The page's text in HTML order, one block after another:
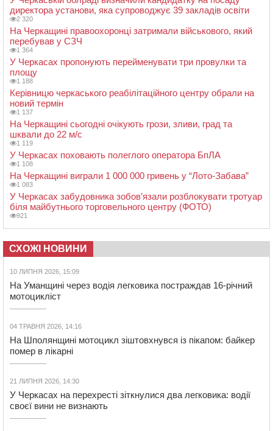
директора установи, яка супроводжує 39 закладів освіти
2 320
На Черкащині правоохоронці затримали військового, який
перебував у СЗЧ
1 364
У Черкасах пропонують перейменувати три провулки та
площу
1 188
Керівницю черкаського реабілітаційного центру обрали на
новий термін
1 137
На Черкащині сьогодні очікують грози, зливи, град та
шквали до 22 м/с
1 119
У Черкасах поховають полеглого оператора БпЛА
1 108
На Черкащині виграли 1 000 000 гривень у “Лото-Забава”
1 083
У Черкасах забудовника зобов’язали розблокувати тротуар
біля майбутнього торговельного центру (ФОТО)
921
СХОЖІ НОВИНИ
10 ЛИПНЯ 2026, 15:09
На Уманщині через водія легковика постраждав 16-річний
мотоцикліст
04 ТРАВНЯ 2026, 14:16
На Шполянщині мотоцикл зіштовхнувся із пікапом: байкер
помер в лікарні
21 ЛИПНЯ 2026, 14:30
У Черкасах на перехресті зіткнулися два легковика: водії
своєї вини не визнають